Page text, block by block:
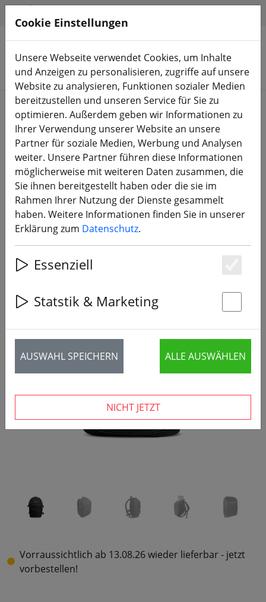
Produkte suchen
Start Zubehör Taschen & Rucksäcke
Torvol FPV Pitstop Rucksack
Backpack Compact schwarz
‹ ›
Vorraussichtlich ab 13.08.26 wieder lieferbar - jetzt
vorbestellen!
Cookie Einstellungen
Unsere Webseite verwendet Cookies, um Inhalte
und Anzeigen zu personalisieren, zugriffe auf unsere
Website zu analysieren, Funktionen sozialer Medien
bereitzustellen und unseren Service für Sie zu
optimieren. Außerdem geben wir Informationen zu
Ihrer Verwendung unserer Website an unsere
Partner für soziale Medien, Werbung und Analysen
weiter. Unsere Partner führen diese Informationen
möglicherweise mit weiteren Daten zusammen, die
Sie ihnen bereitgestellt haben oder die sie im
Rahmen Ihrer Nutzung der Dienste gesammelt
haben. Weitere Informationen finden Sie in unserer
Erklärung zum Datenschutz.
Essenziell
Statstik & Marketing
AUSWAHL SPEICHERN ALLE AUSWÄHLEN
NICHT JETZT